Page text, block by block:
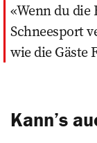
Wenn du die
Schneesport
wie die Gäste
Kann’s